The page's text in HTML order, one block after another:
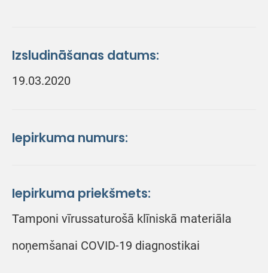
Izsludināšanas datums:
19.03.2020
Iepirkuma numurs:
Iepirkuma priekšmets:
Tamponi vīrussaturošā klīniskā materiāla
noņemšanai COVID-19 diagnostikai